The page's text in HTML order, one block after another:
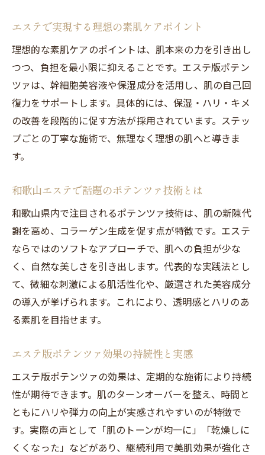
エステで実現する理想の素肌ケアポイント
理想的な素肌ケアのポイントは、肌本来の力を引き出し
つつ、負担を最小限に抑えることです。エステ版ポテン
ツァは、幹細胞美容液や保湿成分を活用し、肌の自己回
復力をサポートします。具体的には、保湿・ハリ・キメ
の改善を段階的に促す方法が採用されています。ステッ
プごとの丁寧な施術で、無理なく理想の肌へと導きま
す。
和歌山エステで話題のポテンツァ技術とは
和歌山県内で注目されるポテンツァ技術は、肌の新陳代
謝を高め、コラーゲン生成を促す点が特徴です。エステ
ならではのソフトなアプローチで、肌への負担が少な
く、自然な美しさを引き出します。代表的な実践法とし
て、微細な刺激による肌活性化や、厳選された美容成分
の導入が挙げられます。これにより、透明感とハリのあ
る素肌を目指せます。
エステ版ポテンツァ効果の持続性と実感
エステ版ポテンツァの効果は、定期的な施術により持続
性が期待できます。肌のターンオーバーを整え、時間と
ともにハリや弾力の向上が実感されやすいのが特徴で
す。実際の声として「肌のトーンが均一に」「乾燥しに
くくなった」などがあり、継続利用で美肌効果が強化さ